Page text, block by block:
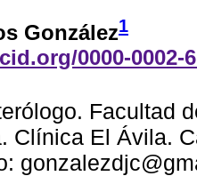
González1
0000-0002-
Facultad
Clínica El Ávila.